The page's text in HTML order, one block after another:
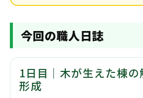
今回の職人日誌
1日目｜木が生えた棟
形成